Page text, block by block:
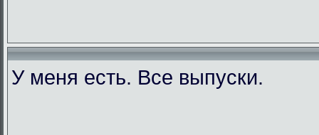
У меня есть. Все выпуски.